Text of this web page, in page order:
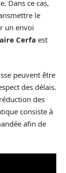
Dans ce cas,
le
un envoi
Cerfa est
peuvent être
des délais.
des
consiste à
afin de